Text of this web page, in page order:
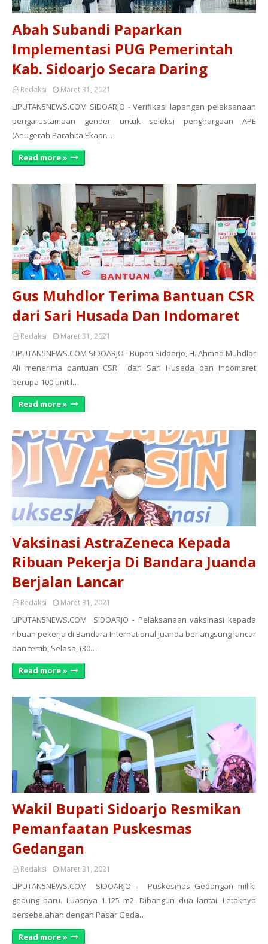
Abah Subandi Paparkan
Implementasi PUG Pemerintah
Kab. Sidoarjo Secara Daring
Redaksi Maret 31, 2021
LIPUTAN5NEWS.COM SIDOARJO - Verifikasi lapangan pelaksanaan
pengarustamaan gender untuk seleksi penghargaan APE
(Anugerah Parahita Ekapr…
Read more »
Gus Muhdlor Terima Bantuan CSR
dari Sari Husada Dan Indomaret
Redaksi Maret 31, 2021
LIPUTAN5NEWS.COM SIDOARJO - Bupati Sidoarjo, H. Ahmad Muhdlor
Ali menerima bantuan CSR dari Sari Husada dan Indomaret
berupa 100 unit l…
Read more »
Vaksinasi AstraZeneca Kepada
Ribuan Pekerja Di Bandara Juanda
Berjalan Lancar
Redaksi Maret 31, 2021
LIPUTAN5NEWS.COM SIDOARJO - Pelaksanaan vaksinasi kepada
ribuan pekerja di Bandara International Juanda berlangsung lancar
dan tertib, Selasa, (30…
Read more »
Wakil Bupati Sidoarjo Resmikan
Pemanfaatan Puskesmas
Gedangan
Redaksi Maret 31, 2021
LIPUTAN5NEWS.COM SIDOARJO - Puskesmas Gedangan miliki
gedung baru. Luasnya 1.125 m2. Dibangun dua lantai. Letaknya
bersebelahan dengan Pasar Geda…
Read more »